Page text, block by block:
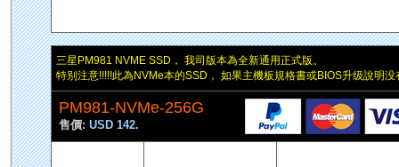
三星PM981 NVME SSD， 我司版本為全新通用正式版。
特别注意!!!!!此為NVMe本的SSD， 如果主機板規格書或BIOS升级說明
PM981-NVMe-256G
售價: USD 142.